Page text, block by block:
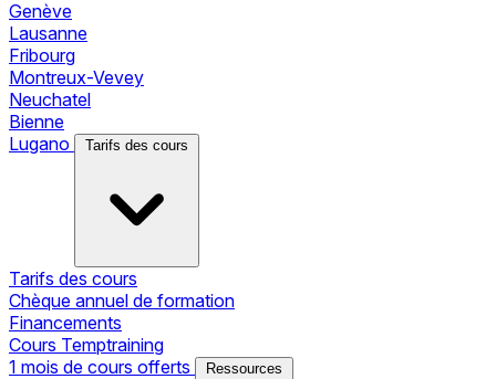
Genève
Lausanne
Fribourg
Montreux-Vevey
Neuchatel
Bienne
Lugano
Tarifs des cours
Tarifs des cours
Chèque annuel de formation
Financements
Cours Temptraining
1 mois de cours offerts
Ressources